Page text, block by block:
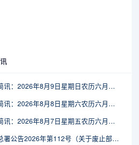
外贸简讯：2026年8月9日星期日农历六月廿七
外贸简讯：2026年8月8日星期六农历六月廿六
外贸简讯：2026年8月7日星期五农历六月廿五
海关总署公告2026年第112号（关于废止部分卫生检疫类规范性文件的公告）